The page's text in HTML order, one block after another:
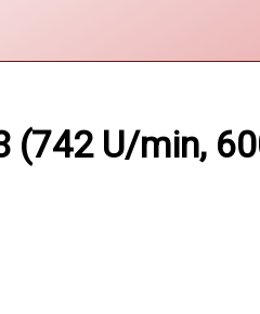
(742 U/min,